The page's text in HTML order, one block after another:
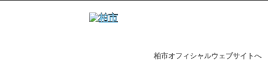
柏市オフィシャルウェブサイトへ